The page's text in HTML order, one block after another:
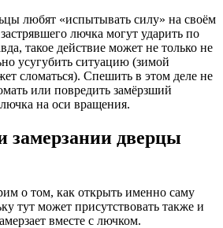
любят «испытывать силу» на своём
лючка могут ударить по
такое действие может не только не
усугубить ситуацию (зимой
сломаться). Спешить в этом деле не
или повредить замёрзший
на оси вращения.
замерзании дверцы
о том, как открыть именно саму
тут может присутствовать также и
вместе с лючком.